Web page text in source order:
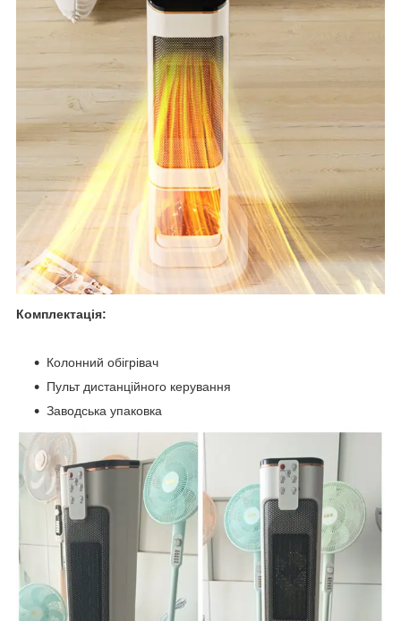
Комплектація:
Колонний обігрівач
Пульт дистанційного керування
Заводська упаковка